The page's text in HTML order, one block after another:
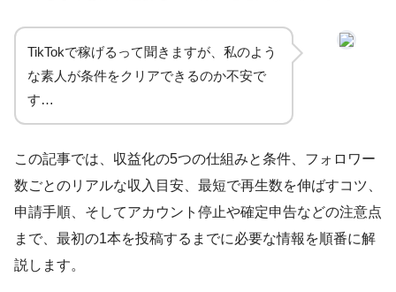
TikTokで稼げるって聞きますが、私のよう
な素人が条件をクリアできるのか不安で
す…
この記事では、収益化の5つの仕組みと条件、フォロワー
数ごとのリアルな収入目安、最短で再生数を伸ばすコツ、
申請手順、そしてアカウント停止や確定申告などの注意点
まで、最初の1本を投稿するまでに必要な情報を順番に解
説します。